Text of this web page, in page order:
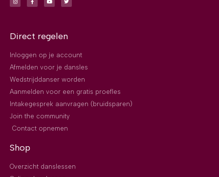
Direct regelen
Inloggen op je account
Afmelden voor je dansles
Wedstrijddanser worden
Aanmelden voor een gratis proefles
Intakegesprek aanvragen (bruidsparen)
Join the community
Contact opnemen
Shop
Overzicht danslessen